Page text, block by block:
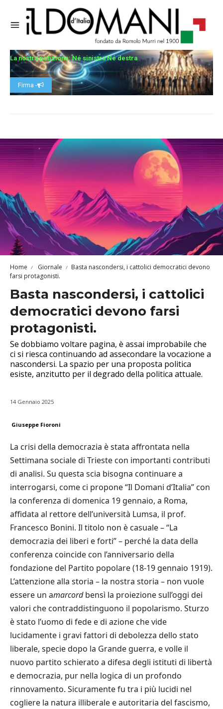
La nostra petizione: Né sinistra Né destra
Firma -
Home Giornale
Basta nascondersi, i cattolici democratici devono
farsi protagonisti.
Basta nascondersi, i cattolici
democratici devono farsi
protagonisti.
Se dobbiamo voltare pagina, è assai improbabile che
ci si riesca continuando ad assecondare la vocazione a
nascondersi. La spazio per una proposta politica
esiste, anzitutto per il degrado della politica attuale.
14 Gennaio 2025
Giuseppe Fioroni
La crisi della democrazia è stata affrontata nella
Settimana sociale di Trieste con importanti contributi
di analisi. Su questa scia bisogna continuare a
interrogarsi, come ci propone “Il Domani d’Italia” con
la conferenza di domenica 19 gennaio, a Roma,
affidata al rettore dell’università Lumsa, il prof.
Francesco Bonini. Il titolo non è casuale – “La
democrazia dei liberi e forti” – perché la data della
conferenza coincide con l’anniversario della
fondazione del Partito popolare (18-19 gennaio 1919).
L’attenzione alla storia – la nostra storia – non vuole
essere un amarcordbensì la proiezione sull’oggi dei
valori che contraddistinguono il popolarismo. Sturzo
è stato l’uomo di fede e di azione che vide
lucidamente i gravi fattori di debolezza dello stato
liberale, specie dopo la Grande guerra, e volle il
nuovo partito schierato a difesa degli istituti di libertà
e democrazia, pur nella logica di un profondo
rinnovamento. Sicuramente fu tra i più lucidi nel
cogliere la natura illiberale e autoritaria del fascismo,